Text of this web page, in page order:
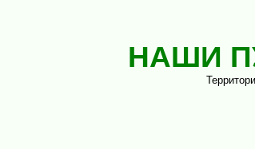
НАШИ